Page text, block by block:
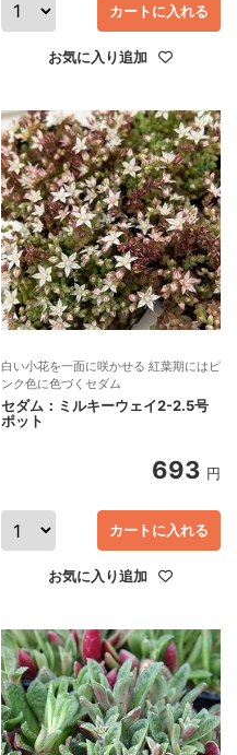
お気に入り追加
カートに入れる
白い小花を一面に咲かせる 紅葉期にはピ
ンク色に色づくセダム
セダム：ミルキーウェイ2-2.5号
ポット
693 円
お気に入り追加
カートに入れる